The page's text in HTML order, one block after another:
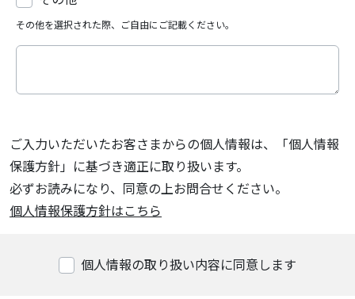
その他を選択された際、ご自由にご記載ください。
ご入力いただいたお客さまからの個人情報は、「個人情報
保護方針」に基づき適正に取り扱います。
必ずお読みになり、同意の上お問合せください。
個人情報保護方針はこちら
個人情報の取り扱い内容に同意します